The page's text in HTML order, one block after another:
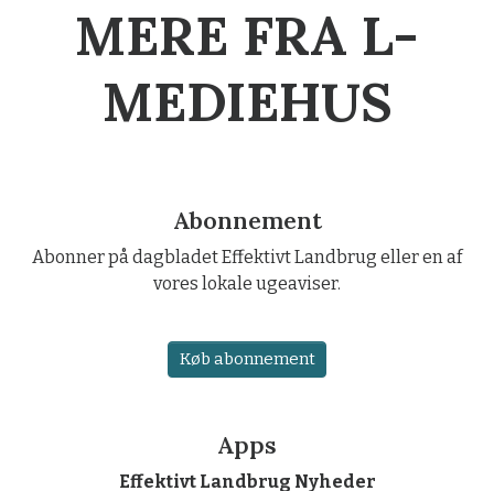
MERE FRA L-
MEDIEHUS
Abonnement
Abonner på dagbladet Effektivt Landbrug eller en af
vores lokale ugeaviser.
Køb abonnement
Apps
Effektivt Landbrug Nyheder